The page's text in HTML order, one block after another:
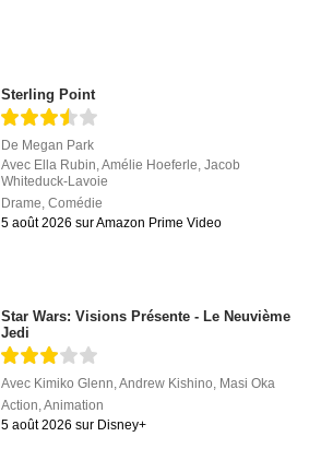
Sterling Point
De Megan Park
Avec Ella Rubin ,Amélie Hoeferle ,Jacob
Whiteduck-Lavoie
Drame ,Comédie
5 août 2026 sur Amazon Prime Video
Star Wars: Visions Présente - Le Neuvième
Jedi
Avec Kimiko Glenn,Andrew Kishino, Masi Oka
Action,Animation
5 août 2026 sur Disney+